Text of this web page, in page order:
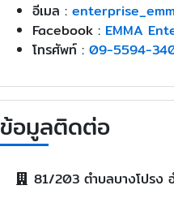
อีเมล :
Facebook : EMMA
โทรศัพท์ : 09-5594-
ข้อมูลติดต่อ
81/203 ตำบลบางโปรง